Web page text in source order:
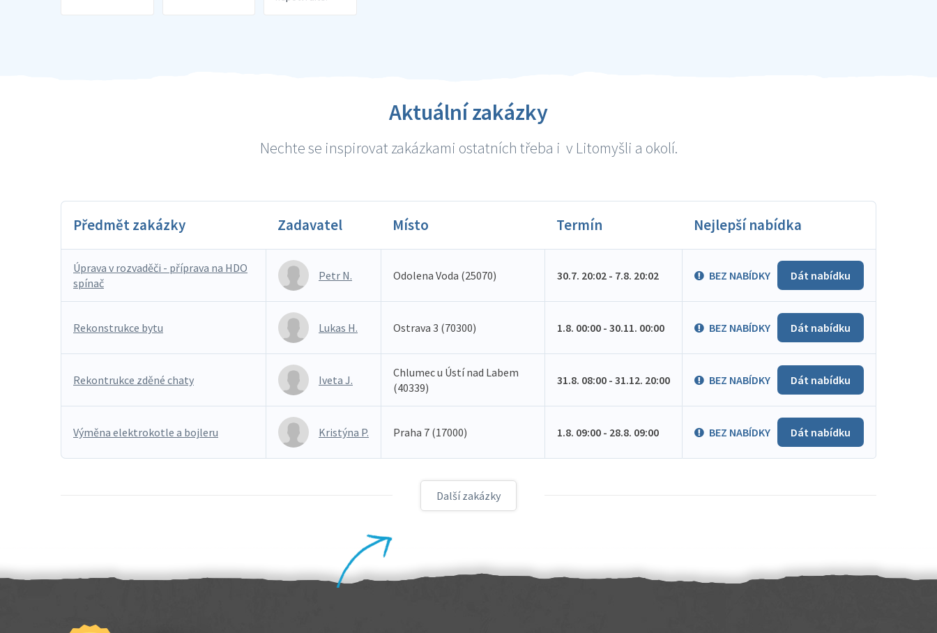
Aktuální zakázky
Nechte se inspirovat zakázkami ostatních třeba i v Litomyšli a okolí.
Předmět zakázky Zadavatel Místo Termín Nejlepší nabídka
Úprava v rozvaděči - příprava na HDO
spínač
Petr N. Odolena Voda (25070) 30.7. 20:02 - 7.8. 20:02 BEZ NABÍDKY Dát nabídku
Rekonstrukce bytu Lukas H. Ostrava 3 (70300) 1.8. 00:00 - 30.11. 00:00 BEZ NABÍDKY Dát nabídku
Rekontrukce zděné chaty Iveta J.
Chlumec u Ústí nad Labem
(40339)
31.8. 08:00 - 31.12. 20:00 BEZ NABÍDKY Dát nabídku
Výměna elektrokotle a bojleru Kristýna P. Praha 7 (17000) 1.8. 09:00 - 28.8. 09:00 BEZ NABÍDKY Dát nabídku
Další zakázky